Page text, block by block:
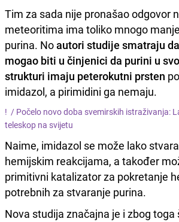
Tim za sada nije pronašao odgovor
meteoritima ima toliko mnogo
purina. Noautori studije smatraju
mogao biti u činjenici da purini u
strukturi imaju peterokutni prsten
imidazol, a pirimidini ga nemaju.
! / Počelo novo doba svemirskih istraživanja:
teleskop na svijetu
Naime, imidazol se može lako
hemijskim reakcijama, a također
primitivni katalizator za pokretanje
potrebnih za stvaranje purina.
Nova studija značajna je i zbog